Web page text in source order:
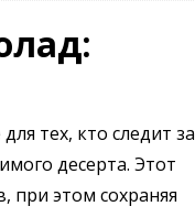
тех, кто следит за
десерта. Этот
при этом сохраняя